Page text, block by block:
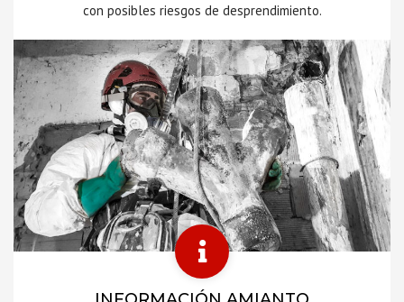
con posibles riesgos de desprendimiento.